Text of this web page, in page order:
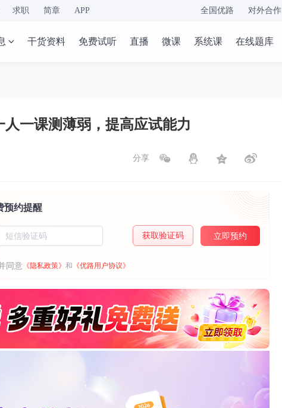
求职 简章 APP 全国优路 对外合作
干货资料 免费试听 直播 微课 系统课 在线题库
一课测薄弱，提高应试能力
分享
预约提醒
获取验证码 立即预约
同意 《隐私政策》 和 《优路用户协议》